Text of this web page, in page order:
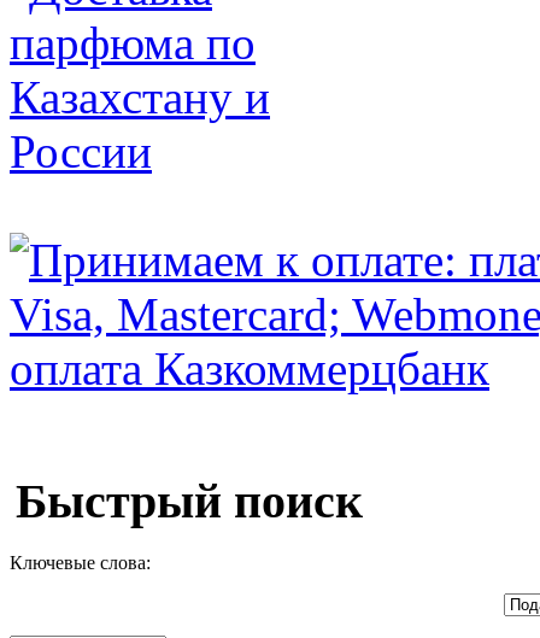
Быстрый поиск
Ключевые слова: